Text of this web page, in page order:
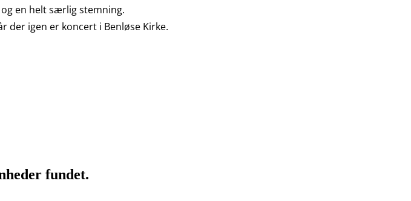
en helt særlig stemning.
der igen er koncert i Benløse Kirke.